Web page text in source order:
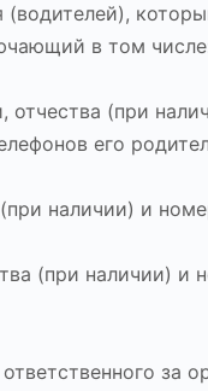
(водителей),
в том
(при
его
наличии) и
(при наличии) и
за